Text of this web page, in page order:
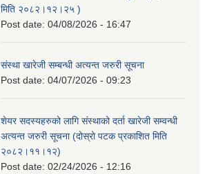
मिति २०८२।१२।२५ )
Post date: 04/08/2026 - 16:47
संस्था खारेजी सम्बन्धी अत्यन्त जरुरी सूचना
Post date: 04/07/2026 - 09:23
शेयर सदस्यहरुको लागि संस्थाको दर्ता खारेजी सम्वन्धी
अत्यन्त जरुरी सूचना (दोस्रो पटक प्रकाशित मिति
२०८२।११।१२)
Post date: 02/24/2026 - 12:16